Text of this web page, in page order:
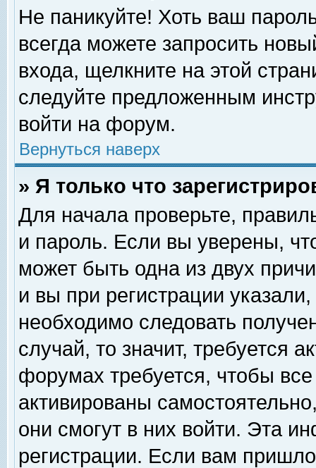
Не паникуйте! Хоть ваш
всегда можете запросить
входа, щелкните на этой
следуйте предложенным
войти на форум.
Вернуться наверх
» Я только что
Для начала проверьте,
и пароль. Если вы уверены,
может быть одна из двух
и вы при регистрации
необходимо следовать
случай, то значит, требуется
форумах требуется, чтобы
активированы
они смогут в них войти. Эта
регистрации. Если вам